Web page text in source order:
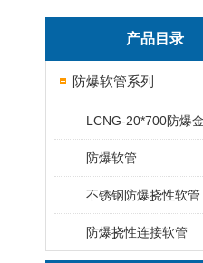
产品目录
防爆软管系列
防爆软管
不锈钢防爆挠性软管
防爆挠性连接软管